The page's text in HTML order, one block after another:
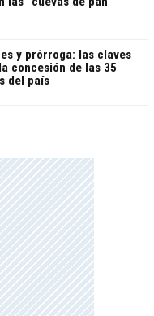
y prórroga: las claves
concesión de las 35
del país